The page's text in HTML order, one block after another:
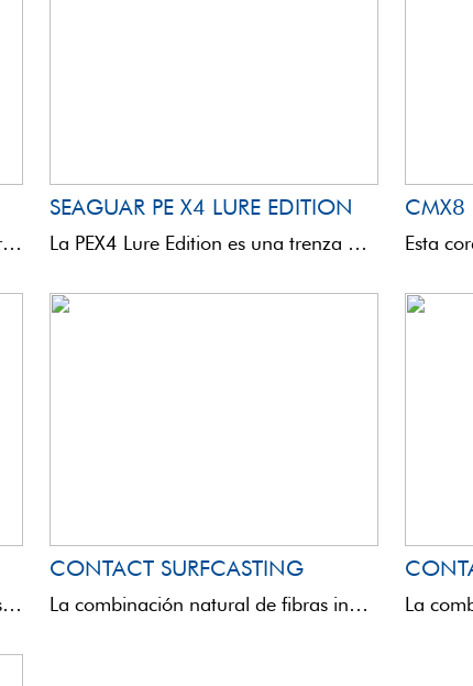
Trenza de 8 hilos fabricada con microfibras IZANAS de muy alta densidad. Su trenzado ultracompacto y denso ...
SEAGUAR PE X4 LURE EDITION
La PEX4 Lure Edition es una trenza de 4 hilos fabricada en Japón, diseñada específicamente por Seaguar ...
CMX8
Esta corda de 8 fios, feita com fibras UHMPE, combinadas com uma construção de mais de 30 ...
CONTACT SURFCASTING
La combinación natural de fibras innovadoras y polímeros de última generación optimiza las características físicas y químicas ...